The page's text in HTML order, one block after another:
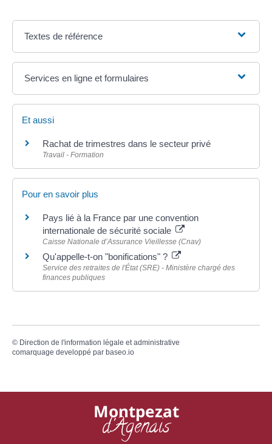
Textes de référence
Services en ligne et formulaires
Et aussi
Rachat de trimestres dans le secteur privé
Travail - Formation
Pour en savoir plus
Pays lié à la France par une convention
internationale de sécurité sociale
Caisse Nationale d’Assurance Vieillesse (Cnav)
Qu'appelle-t-on "bonifications" ?
Service des retraites de l'État (SRE) - Ministère chargé des
finances publiques
© Direction de l'information légale et administrative
comarquage developpé par baseo.io
Montpezat
d'Agenais